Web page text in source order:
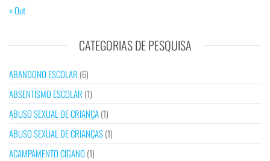
« Out
CATEGORIAS DE PESQUISA
ABANDONO ESCOLAR (6)
ABSENTISMO ESCOLAR (1)
ABUSO SEXUAL DE CRIANÇA(1)
ABUSO SEXUAL DE CRIANÇAS(1)
ACAMPAMENTO CIGANO (1)